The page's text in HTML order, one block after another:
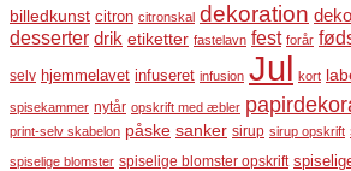
billedkunst citron citronskal dekoration
desserter drik etiketter fastelavn fest forår
selv hjemmelavet infuseret infusion Jul kort
spisekammer nytår opskrift med æbler
print-selv skabelon påske sanker sirup sirup opskrift
spiselige blomster spiselige blomster opskrift